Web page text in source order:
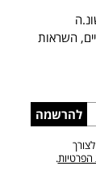
השראות
להרשמה
הפרטיות.